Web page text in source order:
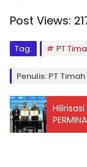
Post Views:
Tag: PT
Penulis: PT Timah